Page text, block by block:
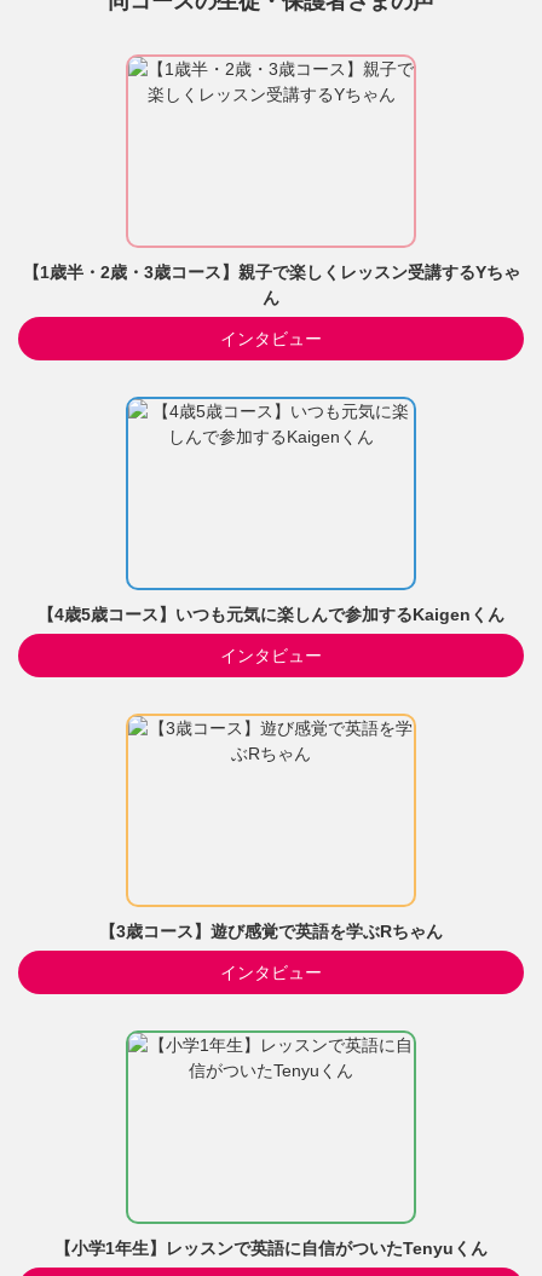
【1歳半・2歳・3歳コース】親子で楽しくレッスン受講するYちゃ
ん
インタビュー
【4歳5歳コース】いつも元気に楽しんで参加するKaigenくん
インタビュー
【3歳コース】遊び感覚で英語を学ぶRちゃん
インタビュー
【小学1年生】レッスンで英語に自信がついたTenyuくん